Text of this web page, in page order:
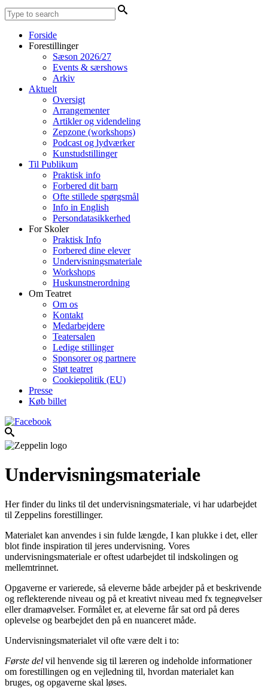
Forside
Forestillinger
Sæson 2026/27
Events & særshows
Arkiv
Aktuelt
Oversigt
Arrangementer
Artikler og videndeling
Zepzone (workshops)
Podcast og lydværker
Kunstudstillinger
Til Publikum
Praktisk info
Forbered dit barn
Ofte stillede spørgsmål
Info in English
Persondatasikkerhed
For Skoler
Praktisk Info
Forbered dine elever
Undervisningsmateriale
Workshops
Huskunstnerordning
Om Teatret
Om os
Kontakt
Medarbejdere
Teatersalen
Ledige stillinger
Sponsorer og partnere
Støt teatret
Cookiepolitik (EU)
Presse
Køb billet
Undervisningsmateriale
Her finder du links til det undervisningsmateriale, vi har udarbejdet
til Zeppelins forestillinger.
Materialet kan anvendes i sin fulde længde, I kan plukke i det, eller
blot finde inspiration til jeres undervisning. Vores
undervisningsmateriale er oftest udarbejdet til indskolingen og
mellemtrinnet.
Opgaverne er varierede, så eleverne både arbejder på et beskrivende
og reflekterende niveau og på et kreativt niveau med fx tegneøvelser
eller dramaøvelser. Formålet er, at eleverne får sat ord på deres
oplevelse og bearbejdet den på en nuanceret måde.
Undervisningsmaterialet vil ofte være delt i to:
Første del vil henvende sig til læreren og indeholde informationer
om forestillingen og en vejledning til, hvordan materialet kan
bruges, og opgaverne skal løses.